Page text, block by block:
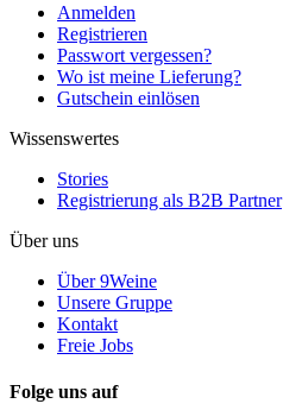
Anmelden
Registrieren
Passwort vergessen?
Wo ist meine Lieferung?
Gutschein einlösen
Wissenswertes
Stories
Registrierung als B2B Partner
Über uns
Über 9Weine
Unsere Gruppe
Kontakt
Freie Jobs
Folge uns auf